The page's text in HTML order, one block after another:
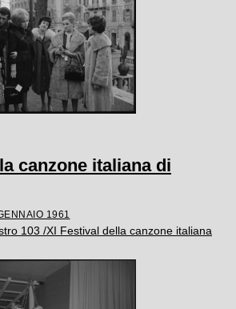
canzone italiana di
1961
103 /XI Festival della canzone italiana